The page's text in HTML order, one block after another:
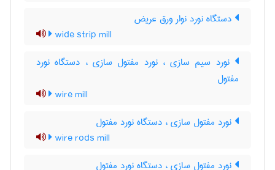
دستگاه نورد نوار ورق عریض
wide strip mill
نورد سیم سازی ، نورد مفتول سازی ، دستگاه نورد
مفتول
wire mill
نورد مفتول سازی ، دستگاه نورد مفتول
wire rods mill
نورد مفتول سازی ، دستگاه نورد مفتول